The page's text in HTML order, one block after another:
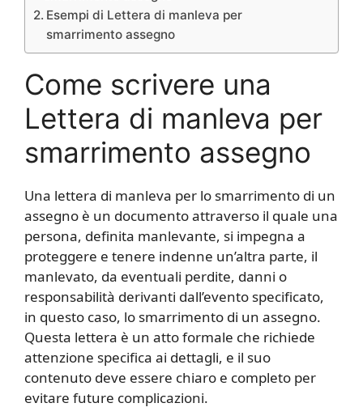
Esempi di Lettera di manleva per
smarrimento assegno
Come scrivere una
Lettera di manleva per
smarrimento assegno
Una lettera di manleva per lo smarrimento di un
assegno è un documento attraverso il quale una
persona, definita manlevante, si impegna a
proteggere e tenere indenne un’altra parte, il
manlevato, da eventuali perdite, danni o
responsabilità derivanti dall’evento specificato,
in questo caso, lo smarrimento di un assegno.
Questa lettera è un atto formale che richiede
attenzione specifica ai dettagli, e il suo
contenuto deve essere chiaro e completo per
evitare future complicazioni.